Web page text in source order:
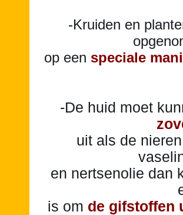
-Kruiden en
op een speciale
-De huid moet
uit als de
en nertsenolie dan
is om de gifstoffen